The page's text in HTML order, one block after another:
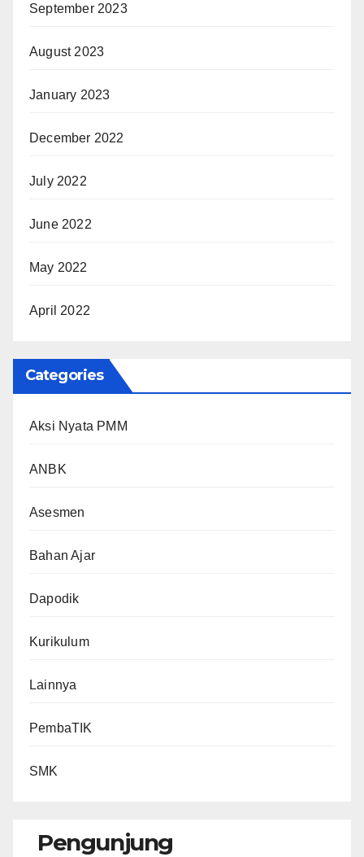
September 2023
August 2023
January 2023
December 2022
July 2022
June 2022
May 2022
April 2022
Categories
Aksi Nyata PMM
ANBK
Asesmen
Bahan Ajar
Dapodik
Kurikulum
Lainnya
PembaTIK
SMK
Pengunjung